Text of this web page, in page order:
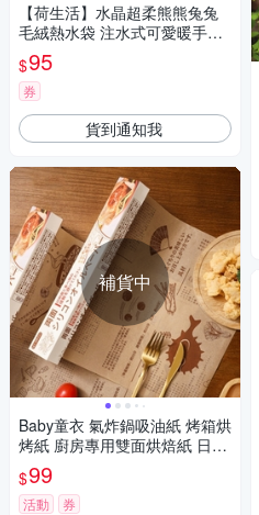
【荷生活】水晶超柔熊熊兔兔
毛絨熱水袋 注水式可愛暖手寶-
1入
$95
券
貨到通知我
補貨中
Baby童衣 氣炸鍋吸油紙 烤箱烘
烤紙 廚房專用雙面烘焙紙 日風
手繪餐桌墊紙 11799
$99
活動 券